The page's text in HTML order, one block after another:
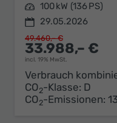
Leistung 100 kW (136 PS)
29.05.2026
33.988,– €
incl. 19% MwSt.
49.460,– €
Verbrauch
CO2-Klasse: D
CO2-Emissionen: